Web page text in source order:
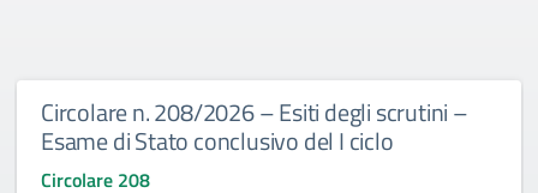
Circolare n. 208/2026 – Esiti degli scrutini –
Esame di Stato conclusivo del I ciclo
Circolare 208